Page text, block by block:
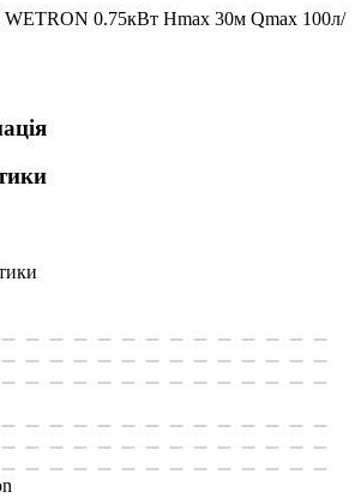
WETRON 0.75кВт Hmax 30м Qmax 100л/